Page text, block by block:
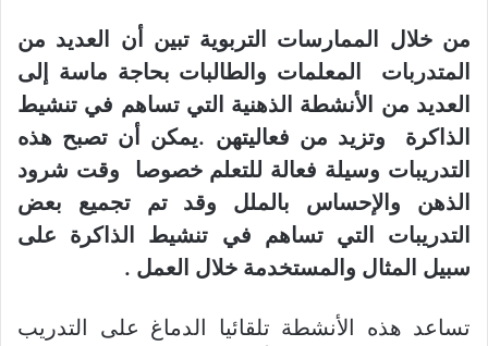
من خلال الممارسات التربوية تبين أن العديد من
المتدربات المعلمات والطالبات بحاجة ماسة إلى
العديد من الأنشطة الذهنية التي تساهم في تنشيط
الذاكرة وتزيد من فعاليتهن .يمكن أن تصبح هذه
التدريبات وسيلة فعالة للتعلم خصوصا وقت شرود
الذهن والإحساس بالملل وقد تم تجميع بعض
التدريبات التي تساهم في تنشيط الذاكرة على
سبيل المثال والمستخدمة خلال العمل .
تساعد هذه الأنشطة تلقائيا الدماغ على التدريب